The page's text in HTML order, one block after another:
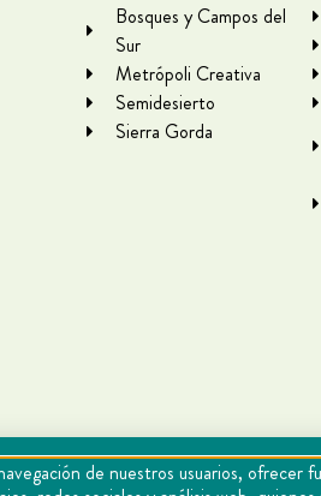
Bosques y Campos del
Sur
Metrópoli Creativa
Semidesierto
Sierra Gorda
de nuestros usuarios, ofrecer